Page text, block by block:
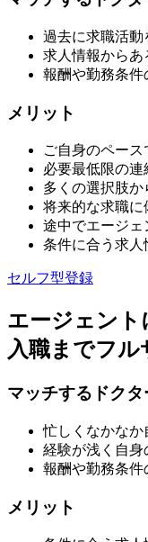
過去に求職活動
求人情報からあ
報酬や勤務条件
メリット
ご自身のペース
必要最低限の連
多くの選択肢か
将来的な求職に
途中でエージェ
条件に合う求人
セルフ型登録
エージェント
入職までフル
マッチするドクタ
忙しくなかなか
経験が浅く自身
報酬や勤務条
メリット